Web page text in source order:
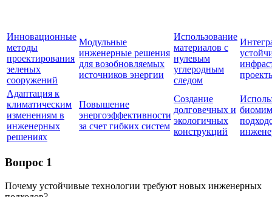
Инновационные
методы
проектирования
зеленых
сооружений
Модульные
инженерные решения
для возобновляемых
источников энергии
Использование
материалов с
нулевым
углеродным
следом
Адаптация к
климатическим
изменениям в
инженерных
решениях
Повышение
энергоэффективности
за счет гибких систем
Создание
долговечных и
экологичных
конструкций
Вопрос 1
Почему устойчивые технологии требуют новых инженерных